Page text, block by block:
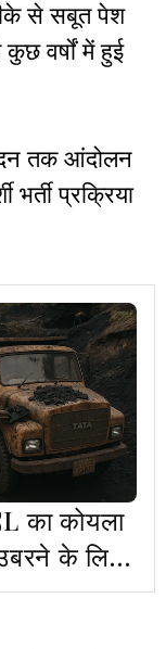
से सबूत पेश
वर्षों में हुई
तक आंदोलन
प्रक्रिया
का कोयला
के लिए
ऑफर